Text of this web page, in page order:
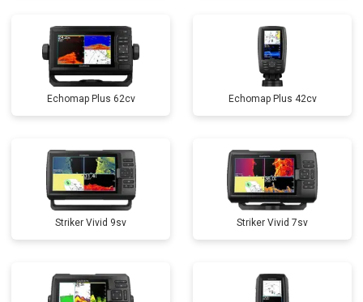
Echomap Plus 62cv Echomap Plus 42cv
Striker Vivid 9sv Striker Vivid 7sv